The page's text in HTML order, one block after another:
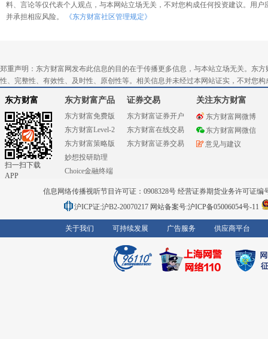
料、言论等仅代表个人观点，与本网站立场无关，不对您构成任何投资建议。用
并承担相应风险。
《东方财富社区管理规定》
郑重声明：东方财富网发布此信息的目的在于传播更多信息，与本站立场无关。东
性、完整性、有效性、及时性、原创性等。相关信息并未经过本网站证实，不对您
东方财富
扫一扫下载
APP
东方财富产品
东方财富免费版
东方财富Level-2
东方财富策略版
妙想投研助理
Choice金融终端
证券交易
东方财富证券开户
东方财富在线交易
东方财富证券交易
关注东方财富
东方财富网微博
东方财富网微信
意见与建议
信息网络传播视听节目许可证：0908328号 经营证券期货业务许可证编
沪ICP证:沪B2-20070217 网站备案号:沪ICP备05006054号-11
关于我们 可持续发展 广告服务 供应商平台